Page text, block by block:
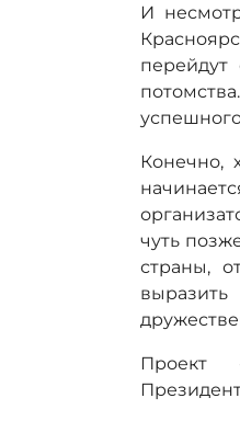
И
Конечно,
чуть
страны,
Проект